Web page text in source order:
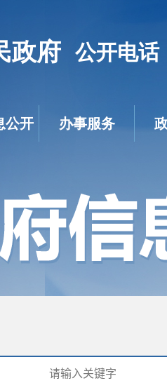
政府 公开电话
公开 办事服务